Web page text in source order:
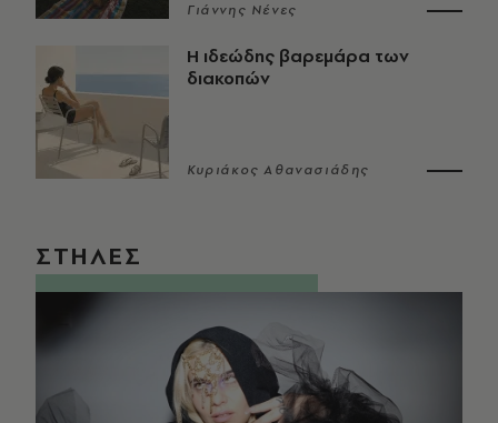
Γιάννης Νένες
Η ιδεώδης βαρεμάρα των
διακοπών
Κυριάκος Αθανασιάδης
ΣΤΗΛΕΣ